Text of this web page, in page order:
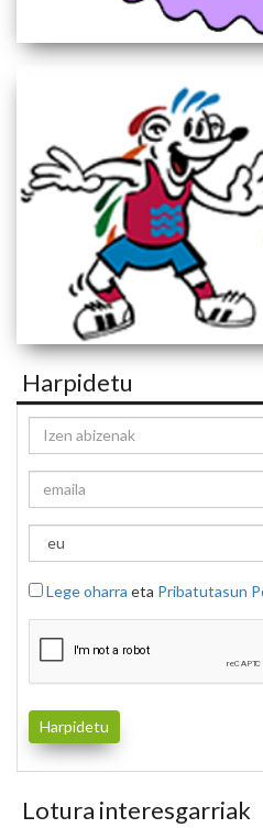
Harpidetu
Lege oharra eta Pribatutasun
Lotura interesgarriak